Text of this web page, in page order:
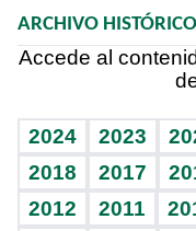
Vida y familia
Eñe
Celebrando la vida
BRV
TBT Deportivo
Más firmas
Hecho en casa
Guía del dinero
Cumpleaños
Horóscopos
Juegos
ARCHIVO HISTÓRICO
Accede al
2024 2023
2018
2017
2012
2011